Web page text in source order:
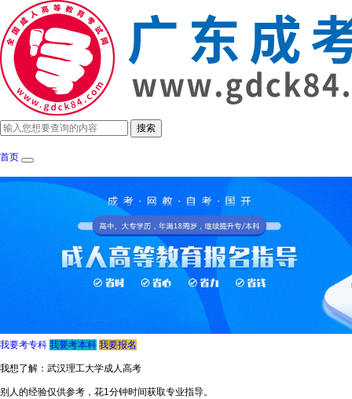
首页
招生简章 报考指南
我要考专科 我要考本科 我要报名
我想了解：武汉理工大学成人高考
别人的经验仅供参考，花1分钟时间获取专业指导。